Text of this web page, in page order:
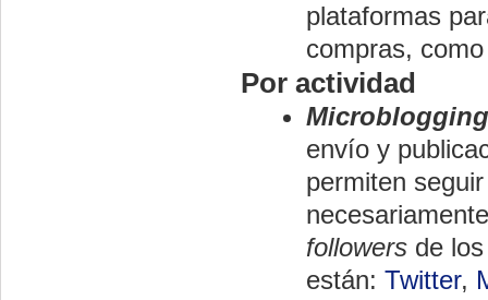
plataformas
compras,
Por actividad
Microblogging
envío y
permiten
followers de
están: Twitter,